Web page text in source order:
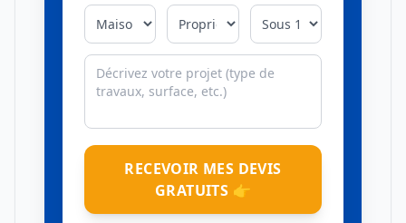
RECEVOIR MES DEVIS
GRATUITS 👉